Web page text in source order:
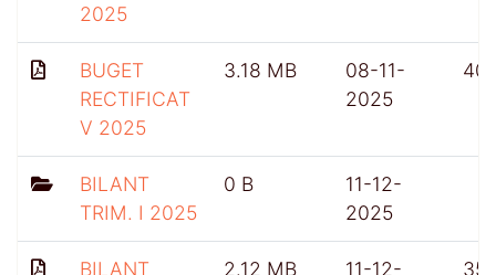
2025
BUGET
RECTIFICAT
V 2025
3.18 MB
08-11-
2025
BILANT
TRIM. I 2025
0 B
11-12-
2025
BILANT
2.12 MB
11-12-